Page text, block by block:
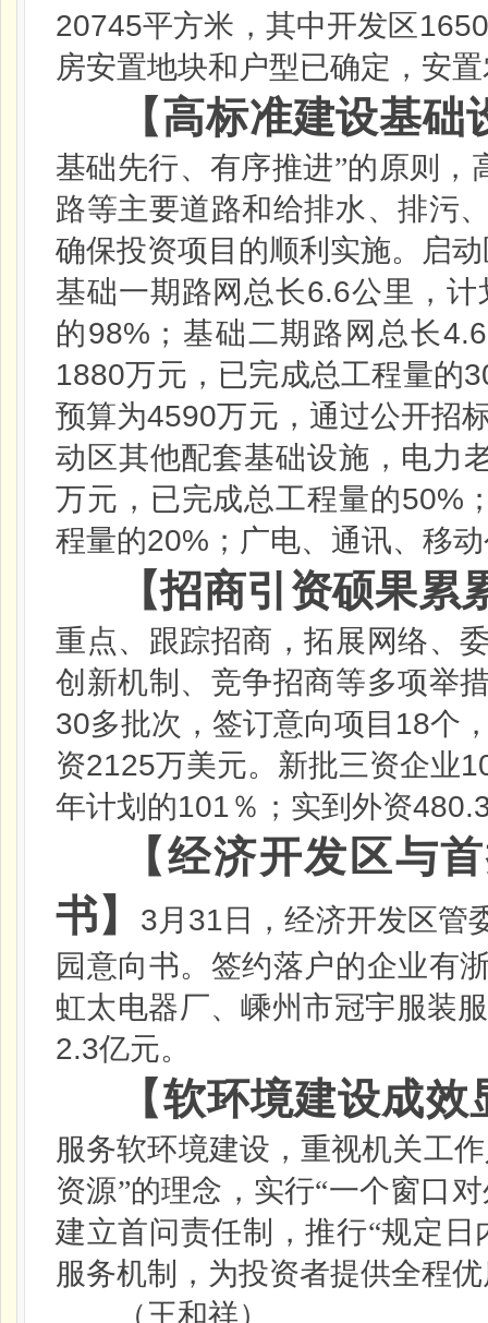
20745平方米，其中开发区
房安置地块和户型已确定，安
【高标准建设基础
基础先行、有序推进”的原则，
路等主要道路和给排水、排污
确保投资项目的顺利实施。启
基础一期路网总长6.6公里，计
的98% ；基础二期路网总长4.6
1880万元，已完成总工程量的
预算为4590万元，通过公开招
动区其他配套基础设施，电力
万元，已完成总工程量的50%
程量的20% ；广电、通讯、移
【招商引资硕果累
重点、跟踪招商，拓展网络、
创新机制、竞争招商等多项举
30多批次，签订意向项目 18个
资2125万美元。新批三资企业
年计划的101％；实到外资
【经济开发区与
书】
3月 31 日
，经济开发区
园意向书。签约落户的企业有
虹太电器厂、嵊州市冠宇服装
2.3亿元。
【软环境建设成效
服务软环境建设，重视机关工
资源”的理念，实行“一个窗口
建立首问责任制，推行“规定
服务机制，为投资者提供全程
（王和祥）